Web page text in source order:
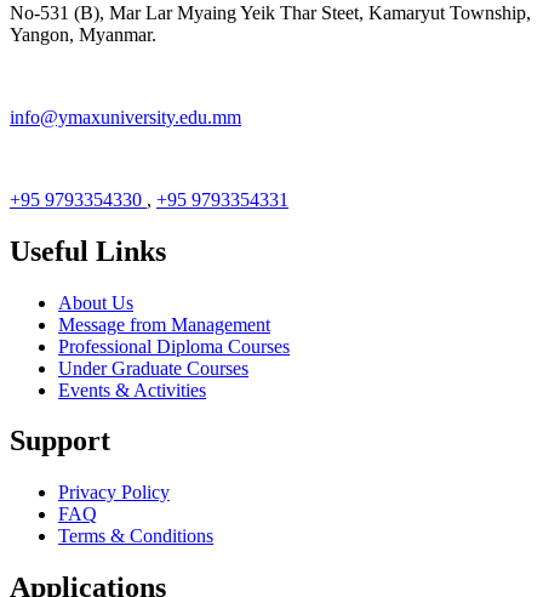
No-531 (B), Mar Lar Myaing Yeik Thar Steet, Kamaryut Township,
Yangon, Myanmar.
info@ymaxuniversity.edu.mm
+95 9793354330 , +95 9793354331
Useful Links
About Us
Message from Management
Professional Diploma Courses
Under Graduate Courses
Events & Activities
Support
Privacy Policy
FAQ
Terms & Conditions
Applications